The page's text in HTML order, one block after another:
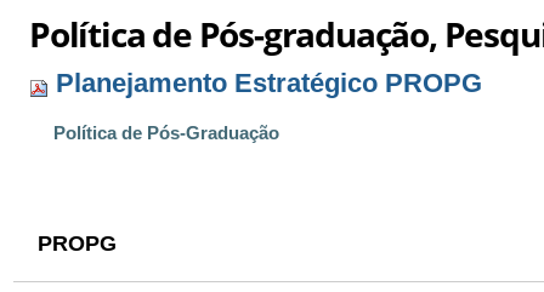
Política de Pós-graduação,
Planejamento Estratégico PROPG
Política de Pós-Graduação
PROPG